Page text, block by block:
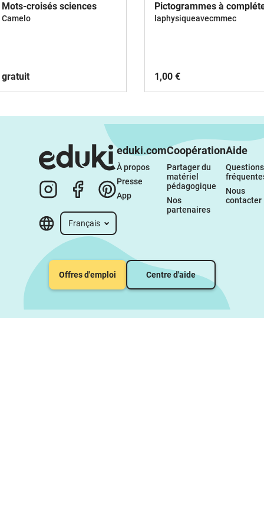
Mots-croisés sciences
Camelo
gratuit
Pictogrammes à
laphysiqueavecmmec
1,00 €
Français
eduki.com
À propos
Presse
App
Coopération
Partager du
matériel
pédagogique
Nos
partenaires
Aide
Questions
Nous
contacter
Offres d'emploi Centre d'aide